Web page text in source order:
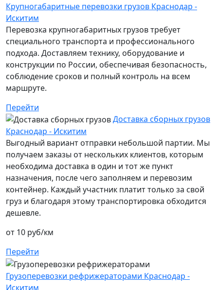
Крупногабаритные перевозки грузов Краснодар -
Искитим
Перевозка крупногабаритных грузов требует
специального транспорта и профессионального
подхода. Доставляем технику, оборудование и
конструкции по России, обеспечивая безопасность,
соблюдение сроков и полный контроль на всем
маршруте.
Перейти
Доставка сборных грузов
Краснодар - Искитим
Выгодный вариант отправки небольшой партии. Мы
получаем заказы от нескольких клиентов, которым
необходима доставка в один и тот же пункт
назначения, после чего заполняем и перевозим
контейнер. Каждый участник платит только за свой
груз и благодаря этому транспортировка обходится
дешевле.
от 10 руб/км
Перейти
Грузоперевозки рефрижераторами Краснодар -
Искитим